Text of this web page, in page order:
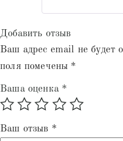
Добавить отзыв
Ваш адрес email не будет
поля помечены *
Ваша оценка *
Ваш отзыв *